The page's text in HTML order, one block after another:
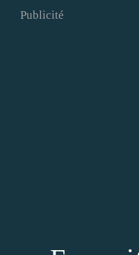
Publicité